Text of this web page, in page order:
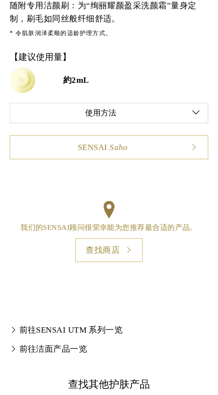
随附专用洁颜刷：为“绚丽耀颜盈采洗颜霜”量身定
制，刷毛如同丝般纤细舒适。
* 令肌肤润泽柔顺的适龄护理方式。
【建议使用量】
約2mL
使用方法
SENSAISaho
我们的SENSAI顾问很荣幸能为您推荐最合适的产品。
查找商店
前往SENSAI UTM 系列一览
前往洁面产品一览
查找其他护肤产品